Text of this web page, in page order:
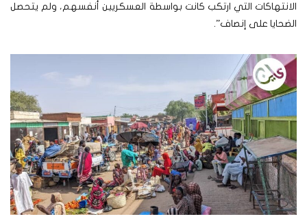
الانتهاكات التي ارتكب كانت بواسطة العسكريين أنفسهم، ولم يتحصل
الضحايا على إنصاف”.